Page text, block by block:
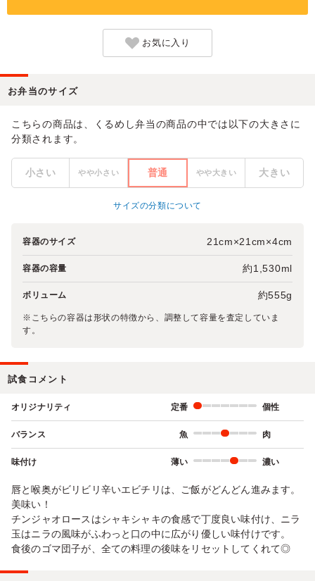
お気に入り
お弁当のサイズ
こちらの商品は、くるめし弁当の商品の中では以下の大きさに
分類されます。
小さい やや小さい 普通 やや大きい 大きい
サイズの分類について
容器のサイズ 21cm×21cm×4cm
容器の容量 約1,530ml
ボリューム 約555g
※こちらの容器は形状の特徴から、調整して容量を査定していま
す。
試食コメント
オリジナリティ 定番 個性
バランス 魚 肉
味付け 薄い 濃い
唇と喉奥がビリビリ辛いエビチリは、ご飯がどんどん進みます。
美味い！
チンジャオロースはシャキシャキの食感で丁度良い味付け、ニラ
玉はニラの風味がふわっと口の中に広がり優しい味付けです。
食後のゴマ団子が、全ての料理の後味をリセットしてくれて◎